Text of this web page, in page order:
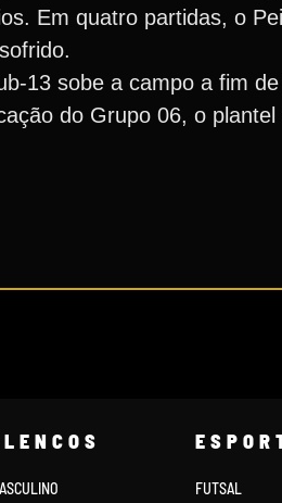
Em quatro partidas, o
13 sobe a campo a fim
do Grupo 06, o
FUTSAL